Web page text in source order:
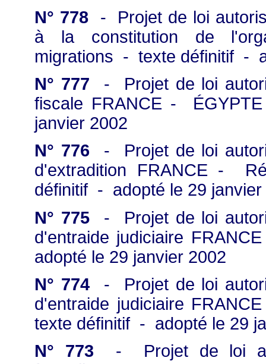
N° 778- Projet de loi
à la constitution de
migrations - texte définitif -
N° 777 - Projet de loi
fiscale FRANCE -
janvier 2002
N° 776 - Projet de loi
d'extradition FRANCE -
définitif - adopté le 29 janvier
N° 775- Projet de loi
d'entraide judiciaire
adopté le 29 janvier 2002
N° 774- Projet de loi
d'entraide judiciaire
texte définitif - adopté le 29
N° 773 - Projet de loi